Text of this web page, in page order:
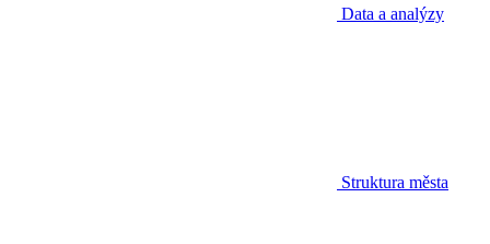
Data a analýzy
Struktura města